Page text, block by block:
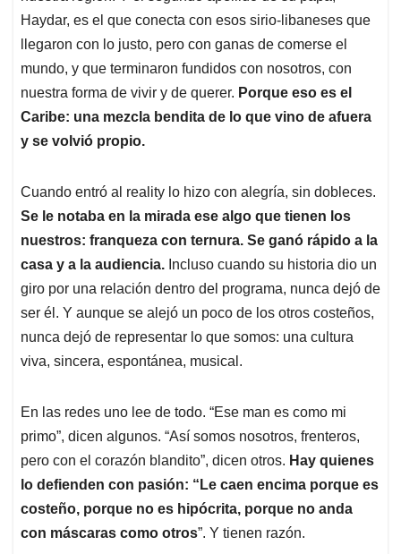
Haydar, es el que conecta con esos sirio-libaneses que
llegaron con lo justo, pero con ganas de comerse el
mundo, y que terminaron fundidos con nosotros, con
nuestra forma de vivir y de querer. Porque eso es el
Caribe: una mezcla bendita de lo que vino de afuera
y se volvió propio.
Cuando entró al reality lo hizo con alegría, sin dobleces.
Se le notaba en la mirada ese algo que tienen los
nuestros: franqueza con ternura. Se ganó rápido a la
casa y a la audiencia. Incluso cuando su historia dio un
giro por una relación dentro del programa, nunca dejó de
ser él. Y aunque se alejó un poco de los otros costeños,
nunca dejó de representar lo que somos: una cultura
viva, sincera, espontánea, musical.
En las redes uno lee de todo. “Ese man es como mi
primo”, dicen algunos. “Así somos nosotros, frenteros,
pero con el corazón blandito”, dicen otros. Hay quienes
lo defienden con pasión: “Le caen encima porque es
costeño, porque no es hipócrita, porque no anda
con máscaras como otros”. Y tienen razón.